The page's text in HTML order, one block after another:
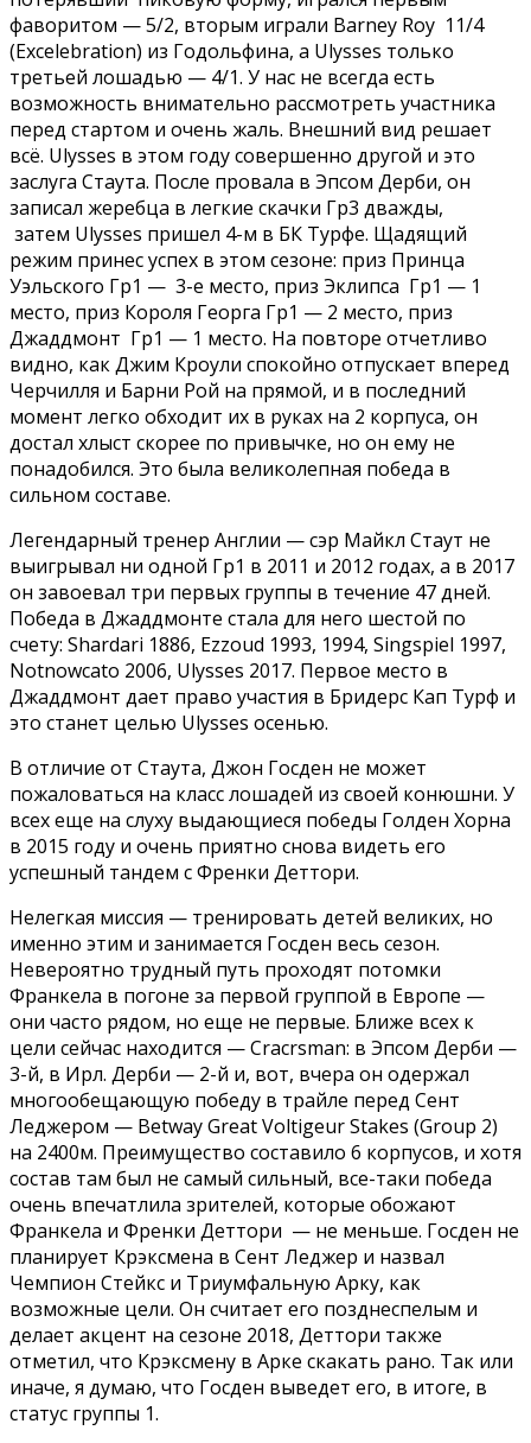
фаворитом — 5/2, вторым играли Barney Roy 11/4
(Excelebration) из Годольфина, а Ulysses только
третьей лошадью — 4/1. У нас не всегда есть
возможность внимательно рассмотреть участника
перед стартом и очень жаль. Внешний вид решает
всё. Ulysses в этом году совершенно другой и это
заслуга Стаута. После провала в Эпсом Дерби, он
записал жеребца в легкие скачки Гр3 дважды,
затем Ulysses пришел 4-м в БК Турфе. Щадящий
режим принес успех в этом сезоне: приз Принца
Уэльского Гр1 — 3-е место, приз Эклипса Гр1 — 1
место, приз Короля Георга Гр1 — 2 место, приз
Джаддмонт Гр1 — 1 место. На повторе отчетливо
видно, как Джим Кроули спокойно отпускает вперед
Черчилля и Барни Рой на прямой, и в последний
момент легко обходит их в руках на 2 корпуса, он
достал хлыст скорее по привычке, но он ему не
понадобился. Это была великолепная победа в
сильном составе.
Легендарный тренер Англии — сэр Майкл Стаут не
выигрывал ни одной Гр1 в 2011 и 2012 годах, а в 2017
он завоевал три первых группы в течение 47 дней.
Победа в Джаддмонте стала для него шестой по
счету: Shardari 1886, Ezzoud 1993, 1994, Singspiel 1997,
Notnowcato 2006, Ulysses 2017. Первое место в
Джаддмонт дает право участия в Бридерс Кап Турф и
это станет целью Ulysses осенью.
В отличие от Стаута, Джон Госден не может
пожаловаться на класс лошадей из своей конюшни. У
всех еще на слуху выдающиеся победы Голден Хорна
в 2015 году и очень приятно снова видеть его
успешный тандем с Френки Деттори.
Нелегкая миссия — тренировать детей великих, но
именно этим и занимается Госден весь сезон.
Невероятно трудный путь проходят потомки
Франкела в погоне за первой группой в Европе —
они часто рядом, но еще не первые. Ближе всех к
цели сейчас находится — Cracrsman: в Эпсом Дерби —
3-й, в Ирл. Дерби — 2-й и, вот, вчера он одержал
многообещающую победу в трайле перед Сент
Леджером — Betway Great Voltigeur Stakes (Group 2)
на 2400м. Преимущество составило 6 корпусов, и хотя
состав там был не самый сильный, все-таки победа
очень впечатлила зрителей, которые обожают
Франкела и Френки Деттори — не меньше. Госден не
планирует Крэксмена в Сент Леджер и назвал
Чемпион Стейкс и Триумфальную Арку, как
возможные цели. Он считает его позднеспелым и
делает акцент на сезоне 2018, Деттори также
отметил, что Крэксмену в Арке скакать рано. Так или
иначе, я думаю, что Госден выведет его, в итоге, в
статус группы 1.